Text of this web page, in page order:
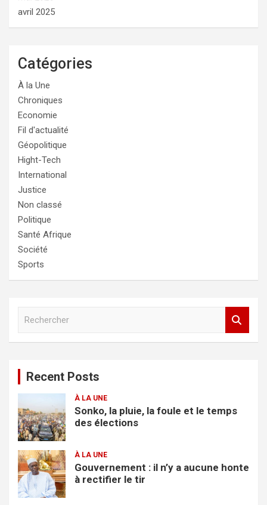
avril 2025
Catégories
À la Une
Chroniques
Economie
Fil d'actualité
Géopolitique
Hight-Tech
International
Justice
Non classé
Politique
Santé Afrique
Société
Sports
c
e
r
Recent Posts
À LA UNE
Sonko, la pluie, la foule et le temps
des élections
À LA UNE
Gouvernement : il n’y a aucune honte
à rectifier le tir